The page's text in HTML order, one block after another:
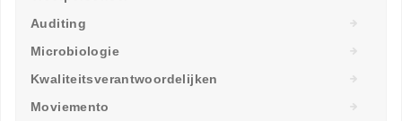
Auditing
Microbiologie
Kwaliteitsverantwoordelijken
Moviemento